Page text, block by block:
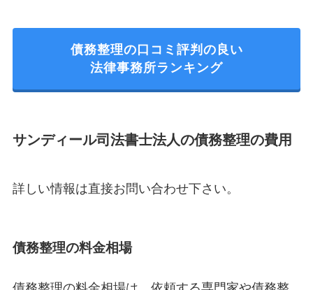
債務整理の口コミ評判の良い
法律事務所ランキング
サンディール司法書士法人の債務整理の費用
詳しい情報は直接お問い合わせ下さい。
債務整理の料金相場